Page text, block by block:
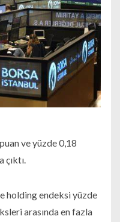
ve yüzde 0,18
holding endeksi yüzde
arasında en fazla